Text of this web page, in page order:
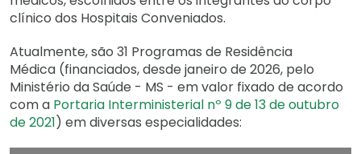
clínico dos Hospitais Conveniados.
Atualmente, são 31 Programas de Residência
Médica (financiados, desde janeiro de 2026, pelo
Ministério da Saúde - MS - em valor fixado de acordo
com a Portaria Interministerial nº 9 de 13 de outubro
de 2021) em diversas especialidades: